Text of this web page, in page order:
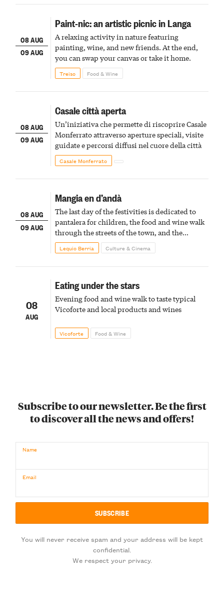
08 AUG
09 AUG
Paint-nic: an artistic picnic in Langa
A relaxing activity in nature featuring
painting, wine, and new friends. At the end,
you can swap your canvas or take it home.
Treiso Food & Wine
08 AUG
09 AUG
Casale città aperta
Un’iniziativa che permette di riscoprire Casale
Monferrato attraverso aperture speciali, visite
guidate e percorsi diffusi nel cuore della città
Casale Monferrato
08 AUG
09 AUG
Mangia en d’andà
The last day of the festivities is dedicated to
pantalera for children, the food and wine walk
through the streets of the town, and the
fireworks finale
Lequio Berria Culture & Cinema
08
AUG
Eating under the stars
Evening food and wine walk to taste typical
Vicoforte and local products and wines
Vicoforte Food & Wine
Subscribe to our newsletter. Be the first
to discover all the news and offers!
Name
Email
You will never receive spam and your address will be kept
confidential.
We respect your privacy.